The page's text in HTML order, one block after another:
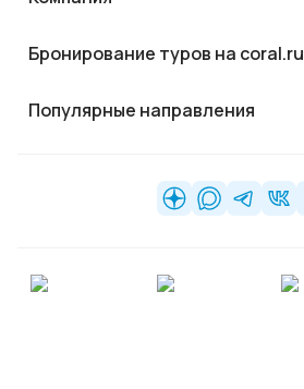
Бронирование туров на coral.ru
Популярные направления